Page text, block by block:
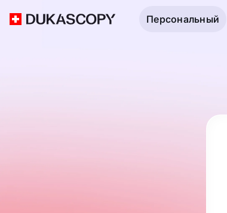
Персональный